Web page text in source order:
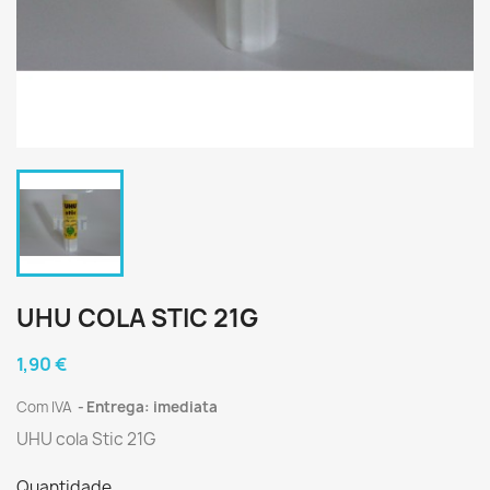
UHU COLA STIC 21G
1,90 €
Com IVA Entrega: imediata
UHU cola Stic 21G